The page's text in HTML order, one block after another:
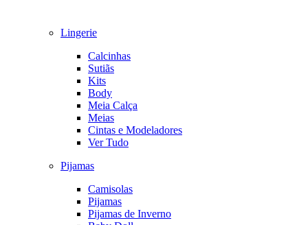
Lingerie
Calcinhas
Sutiãs
Kits
Body
Meia Calça
Meias
Cintas e Modeladores
Ver Tudo
Pijamas
Camisolas
Pijamas
Pijamas de Inverno